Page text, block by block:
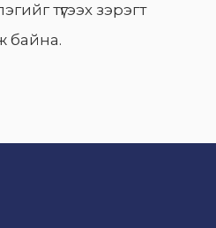
түгээх зэрэгт
байна.